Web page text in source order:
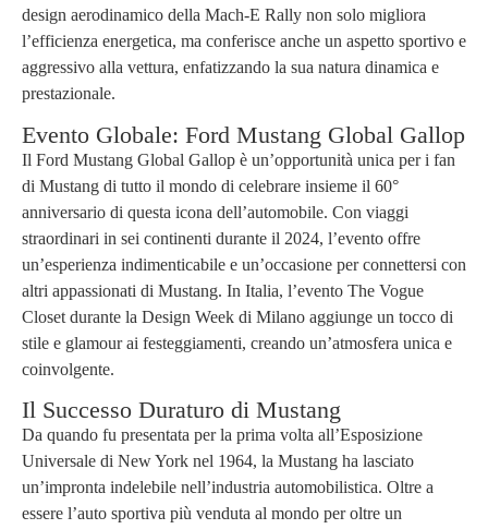
design aerodinamico della Mach-E Rally non solo migliora
l’efficienza energetica, ma conferisce anche un aspetto sportivo e
aggressivo alla vettura, enfatizzando la sua natura dinamica e
prestazionale.
Evento Globale: Ford Mustang Global Gallop
Il Ford Mustang Global Gallop è un’opportunità unica per i fan
di Mustang di tutto il mondo di celebrare insieme il 60°
anniversario di questa icona dell’automobile. Con viaggi
straordinari in sei continenti durante il 2024, l’evento offre
un’esperienza indimenticabile e un’occasione per connettersi con
altri appassionati di Mustang. In Italia, l’evento The Vogue
Closet durante la Design Week di Milano aggiunge un tocco di
stile e glamour ai festeggiamenti, creando un’atmosfera unica e
coinvolgente.
Il Successo Duraturo di Mustang
Da quando fu presentata per la prima volta all’Esposizione
Universale di New York nel 1964, la Mustang ha lasciato
un’impronta indelebile nell’industria automobilistica. Oltre a
essere l’auto sportiva più venduta al mondo per oltre un